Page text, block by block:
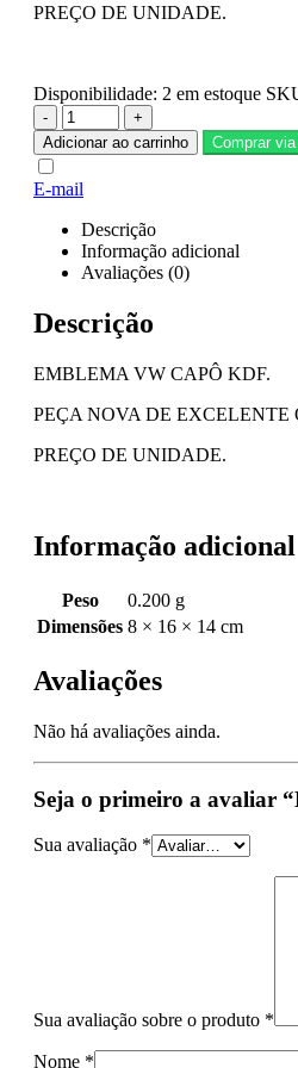
PREÇO DE UNIDADE.
Disponibilidade: 2 em estoque
-
+
Adicionar ao carrinho
Comprar
E-mail
Descrição
Informação adicional
Avaliações (0)
Descrição
EMBLEMA VW CAPÔ KDF.
PEÇA NOVA DE
PREÇO DE UNIDADE.
Informação adicional
Peso
0.200 g
Dimensões 8 × 16 × 14 cm
Avaliações
Não há avaliações ainda.
Seja o primeiro a avaliar
Sua avaliação *
Sua avaliação sobre o produto *
Nome *